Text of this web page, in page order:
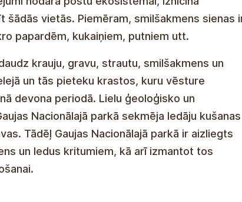
vida que habitan estos lugares. Por ejemplo,
algas, musgos, microhelechos, insectos,
acantilados, barrancos, arroyos, rocas y
en el valle de la Gauja y sus afluentes,
370 y 380 millones de años en el periodo
geológicos y geomorfológicos en el
por el deshielo de las aguas glaciares, que
Por ello, está prohibido desplazarse